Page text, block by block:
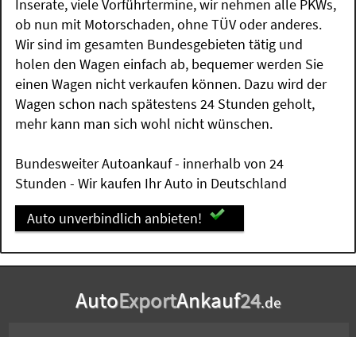
Inserate, viele Vorführtermine, wir nehmen alle PKWs,
ob nun mit Motorschaden, ohne TÜV oder anderes.
Wir sind im gesamten Bundesgebieten tätig und
holen den Wagen einfach ab, bequemer werden Sie
einen Wagen nicht verkaufen können. Dazu wird der
Wagen schon nach spätestens 24 Stunden geholt,
mehr kann man sich wohl nicht wünschen.
Bundesweiter Autoankauf - innerhalb von 24
Stunden - Wir kaufen Ihr Auto in Deutschland
Auto unverbindlich anbieten!
AutoExportAnkauf24.de